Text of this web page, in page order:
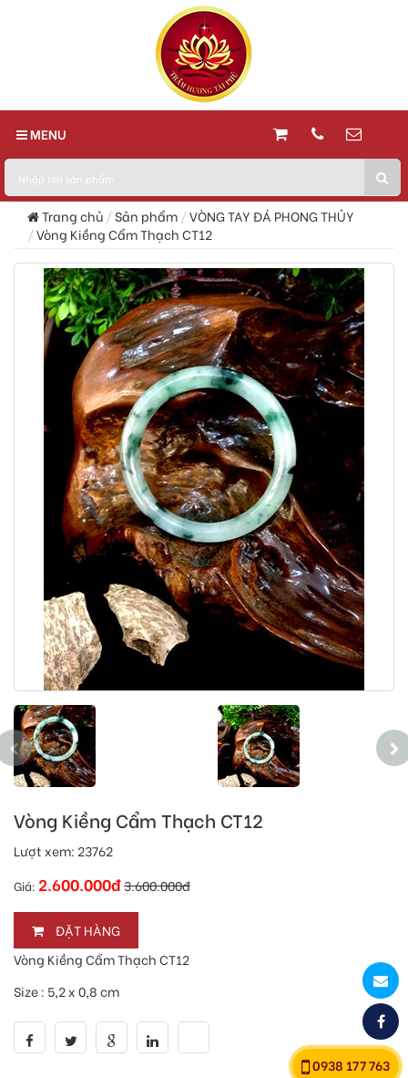
MENU
0938 177 763
Trang chủ Sản phẩm
VÒNG TAY ĐÁ PHONG THỦY
Vòng Kiềng Cẩm Thạch CT12
Vòng Kiềng Cẩm Thạch CT12
Lượt xem: 23762
Giá: 2.600.000đ3.600.000đ
ĐẶT HÀNG
Vòng Kiềng Cẩm Thạch CT12
Size : 5,2 x 0,8 cm